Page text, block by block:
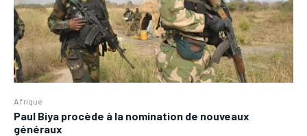
Afrique
Paul Biya procède à la nomination de nouveaux
généraux